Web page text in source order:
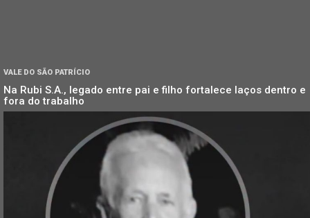
VALE DO SÃO PATRÍCIO
Na Rubi S.A., legado entre pai e filho fortalece laços dentro e
fora do trabalho